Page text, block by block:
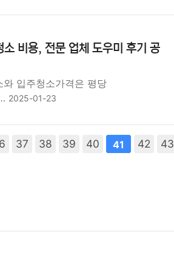
비용, 전문 업체 도우미 후기 공
입주청소가격은 평당
2025-01-23
37 38 39 40 41 42 43